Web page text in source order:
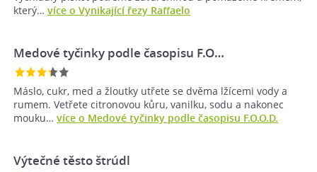
který… více o Vynikající řezy Raffaelo
Medové tyčinky podle časopisu F.O…
Máslo, cukr, med a žloutky utřete se dvěma lžícemi vody a
rumem. Vetřete citronovou kůru, vanilku, sodu a nakonec
mouku… více o Medové tyčinky podle časopisu F.O.O.D.
Výtečné těsto štrúdl